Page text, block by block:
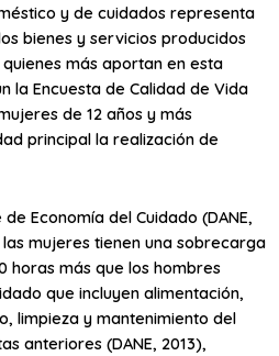
y de cuidados representa
bienes y servicios producidos
más aportan en esta
la Encuesta de Calidad de Vida
de 12 años y más
principal la realización de
Economía del Cuidado (DANE,
mujeres tienen una sobrecarga
horas más que los hombres
que incluyen alimentación,
limpieza y mantenimiento del
anteriores (DANE, 2013),